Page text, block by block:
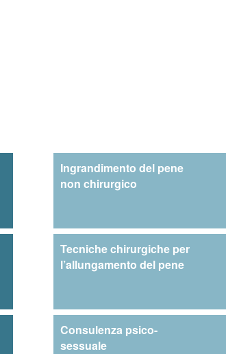
Ingrandimento del pene
non chirurgico
Tecniche chirurgiche per
l’allungamento del pene
Consulenza psico-
sessuale